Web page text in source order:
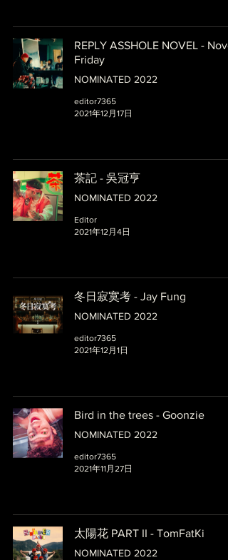
REPLY ASSHOLE NOVEL -
Friday
NOMINATED 2022
editor7365
2021年12月17日
茶記 - 吳冠亨
NOMINATED 2022
Editor
2021年12月4日
冬日寂寞考 - Jay Fung
NOMINATED 2022
editor7365
2021年12月1日
Bird in the trees - Goonzie
NOMINATED 2022
editor7365
2021年11月27日
太陽花 PART II - TomFatKi
NOMINATED 2022